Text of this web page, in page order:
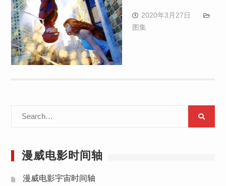
2020年3月27日
图集
漫威电影时间轴
漫威电影宇宙时间轴